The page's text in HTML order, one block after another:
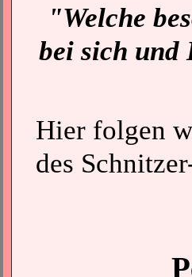
"Welche
bei sich
Hier folgen
des